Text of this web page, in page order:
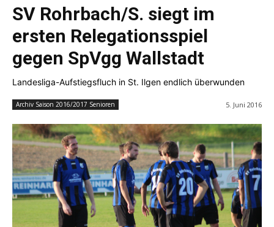
SV Rohrbach/S. siegt im
ersten Relegationsspiel
gegen SpVgg Wallstadt
Landesliga-Aufstiegsfluch in St. Ilgen endlich überwunden
Archiv Saison 2016/2017 Senioren 5. Juni 2016